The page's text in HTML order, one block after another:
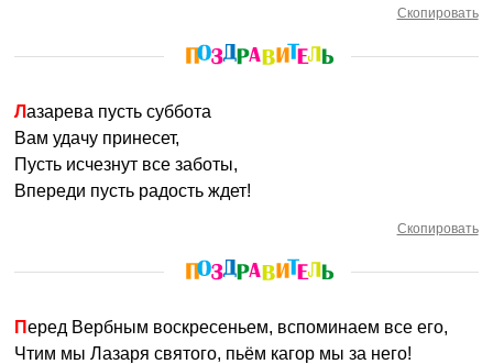
Скопировать
Лазарева пусть суббота
Вам удачу принесет,
Пусть исчезнут все заботы,
Впереди пусть радость ждет!
Скопировать
Перед Вербным воскресеньем, вспоминаем все его,
Чтим мы Лазаря святого, пьём кагор мы за него!